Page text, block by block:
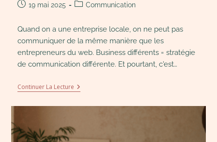
19 mai 2025 Communication
Quand on a une entreprise locale, on ne peut pas
communiquer de la même manière que les
entrepreneurs du web. Business différents = stratégie
de communication différente. Et pourtant, c'est…
Continuer La Lecture